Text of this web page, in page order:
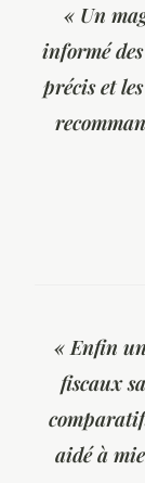
« Un
informé
précis et
« Enfin
fiscaux
aidé à